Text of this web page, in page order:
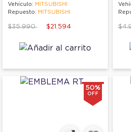
Vehículo: MITSUBISHI
Repuesto: MITSUBISHI
Price reduced from
$35.990to $21.594
50%
OFF